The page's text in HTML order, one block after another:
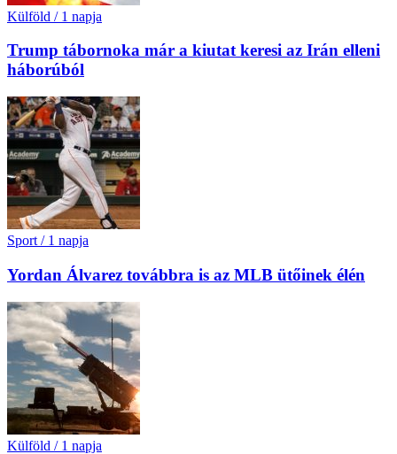
Külföld / 1 napja
Trump tábornoka már a kiutat keresi az Irán elleni
háborúból
Sport / 1 napja
Yordan Álvarez továbbra is az MLB ütőinek élén
Külföld / 1 napja